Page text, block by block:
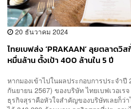
20 ธันวาคม 2024
ไทยเบฟส่ง ‘PRAKAAN’ ลุยตลาดวิ
หมื่นล้าน ตั้งเป้า 400 ล้านใน 5 ปี
หากมองเข้าไปในผลประกอบการประจำปี
กันยายน 2567) ของบริษัท ไทยเบฟเวอเ
ธุรกิจสุราคือหัวใจสำคัญของบริษัทเลยก็